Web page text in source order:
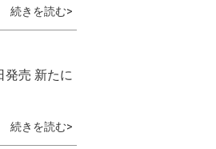
続きを読む>
発売 新たに
続きを読む>